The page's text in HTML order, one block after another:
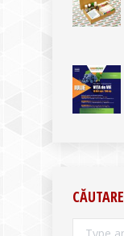
CĂUTARE
Search: